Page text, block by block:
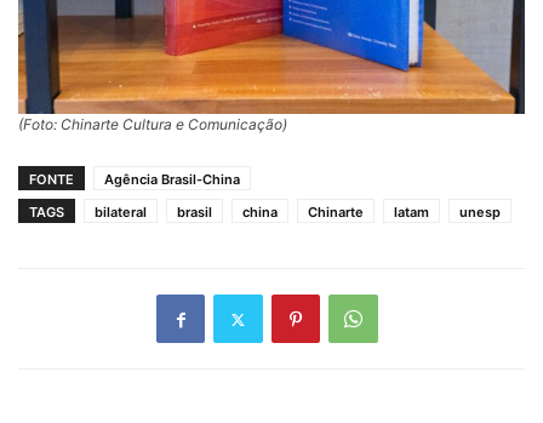
(Foto: Chinarte Cultura e Comunicação)
FONTE
Agência Brasil-China
TAGS
bilateral brasil china Chinarte latam unesp